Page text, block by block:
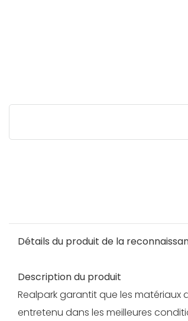
Détails du produit de la
Description du produit
Realpark garantit que les
entretenu dans les meilleures